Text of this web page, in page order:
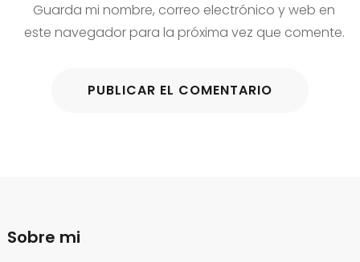
Guarda mi nombre, correo electrónico y web en
este navegador para la próxima vez que comente.
Sobre mi